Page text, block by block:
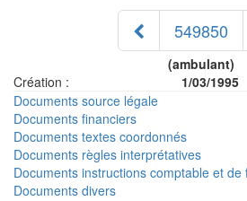
549850
(ambulant)
Création :
1/03/1995
Documents source légale
Documents financiers
Documents textes coordonnés
Documents règles interprétatives
Documents instructions comptable et de
Documents divers